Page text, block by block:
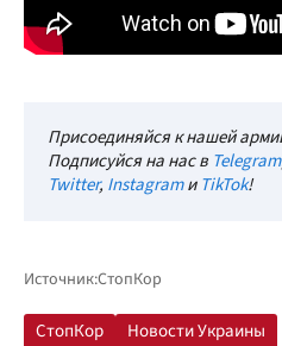
Присоединяйся к нашей
Подписуйся на нас в Telegram
Twitter, InstagramиTikTok!
Источник:СтопКор
СтопКор Новости Украины